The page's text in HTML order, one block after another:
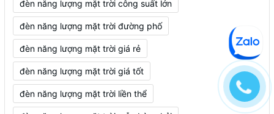
đèn năng lượng mặt trời công suất lớn
đèn năng lượng mặt trời đường phố
đèn năng lượng mặt trời giá rẻ
đèn năng lượng mặt trời giá tốt
đèn năng lượng mặt trời liền thể